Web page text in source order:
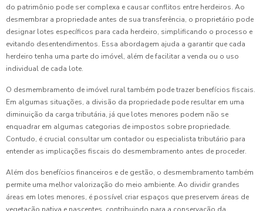
do patrimônio pode ser complexa e causar conflitos entre herdeiros. Ao
desmembrar a propriedade antes de sua transferência, o proprietário pode
designar lotes específicos para cada herdeiro, simplificando o processo e
evitando desentendimentos. Essa abordagem ajuda a garantir que cada
herdeiro tenha uma parte do imóvel, além de facilitar a venda ou o uso
individual de cada lote.
O desmembramento de imóvel rural também pode trazer benefícios fiscais.
Em algumas situações, a divisão da propriedade pode resultar em uma
diminuição da carga tributária, já que lotes menores podem não se
enquadrar em algumas categorias de impostos sobre propriedade.
Contudo, é crucial consultar um contador ou especialista tributário para
entender as implicações fiscais do desmembramento antes de proceder.
Além dos benefícios financeiros e de gestão, o desmembramento também
permite uma melhor valorização do meio ambiente. Ao dividir grandes
áreas em lotes menores, é possível criar espaços que preservem áreas de
vegetação nativa e nascentes, contribuindo para a conservação da